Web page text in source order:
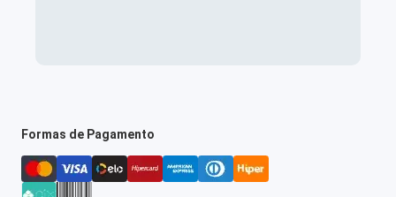
Formas de Pagamento